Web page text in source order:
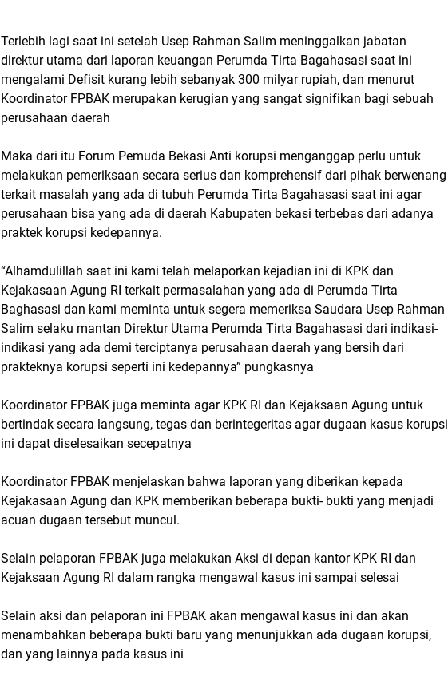
Terlebih lagi saat ini setelah Usep Rahman Salim meninggalkan jabatan
direktur utama dari laporan keuangan Perumda Tirta Bagahasasi saat ini
mengalami Defisit kurang lebih sebanyak 300 milyar rupiah, dan menurut
Koordinator FPBAK merupakan kerugian yang sangat signifikan bagi sebuah
perusahaan daerah
Maka dari itu Forum Pemuda Bekasi Anti korupsi menganggap perlu untuk
melakukan pemeriksaan secara serius dan komprehensif dari pihak berwenang
terkait masalah yang ada di tubuh Perumda Tirta Bagahasasi saat ini agar
perusahaan bisa yang ada di daerah Kabupaten bekasi terbebas dari adanya
praktek korupsi kedepannya.
“Alhamdulillah saat ini kami telah melaporkan kejadian ini di KPK dan
Kejakasaan Agung RI terkait permasalahan yang ada di Perumda Tirta
Baghasasi dan kami meminta untuk segera memeriksa Saudara Usep Rahman
Salim selaku mantan Direktur Utama Perumda Tirta Bagahasasi dari indikasi-
indikasi yang ada demi terciptanya perusahaan daerah yang bersih dari
prakteknya korupsi seperti ini kedepannya” pungkasnya
Koordinator FPBAK juga meminta agar KPK RI dan Kejaksaan Agung untuk
bertindak secara langsung, tegas dan berintegeritas agar dugaan kasus korupsi
ini dapat diselesaikan secepatnya
Koordinator FPBAK menjelaskan bahwa laporan yang diberikan kepada
Kejakasaan Agung dan KPK memberikan beberapa bukti- bukti yang menjadi
acuan dugaan tersebut muncul.
Selain pelaporan FPBAK juga melakukan Aksi di depan kantor KPK RI dan
Kejaksaan Agung RI dalam rangka mengawal kasus ini sampai selesai
Selain aksi dan pelaporan ini FPBAK akan mengawal kasus ini dan akan
menambahkan beberapa bukti baru yang menunjukkan ada dugaan korupsi,
dan yang lainnya pada kasus ini